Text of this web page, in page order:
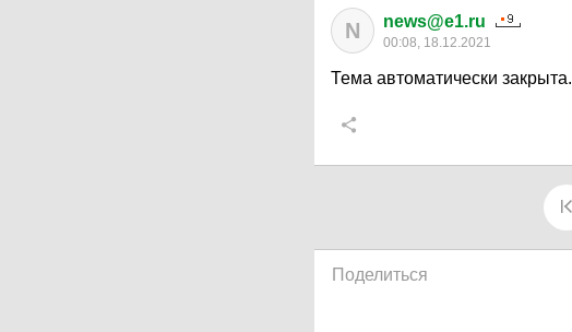
N news@e1.ru
00:08, 18.12.2021
Тема автоматически закрыта.
Поделиться